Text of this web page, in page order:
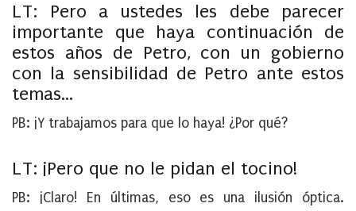
LT: Pero a ustedes les debe parecer
importante que haya continuación de
estos años de Petro, con un gobierno
con la sensibilidad de Petro ante estos
temas…
PB: ¡Y trabajamos para que lo haya! ¿Por qué?
LT: ¡Pero que no le pidan el tocino!
PB: ¡Claro! En últimas, eso es una ilusión óptica.